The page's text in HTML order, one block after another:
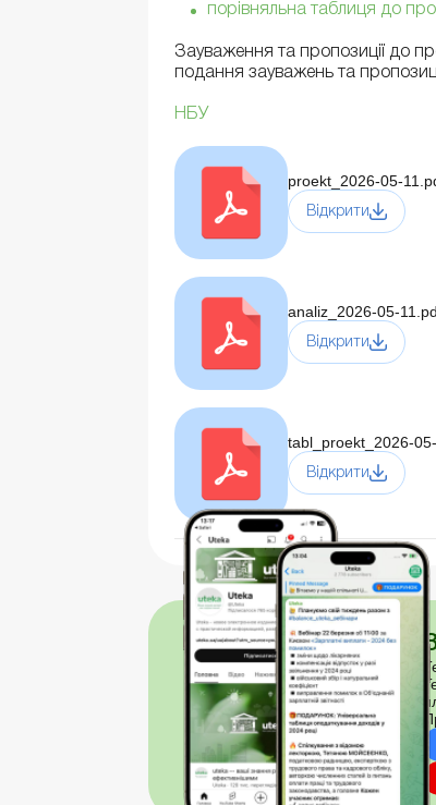
порівняльна таблиця до
Зауваження та пропозиції до
подання зауважень та
НБУ
proekt_2026-05-
Відкрити
analiz_2026-05-
Відкрити
tabl_proekt_2026-
Відкрити